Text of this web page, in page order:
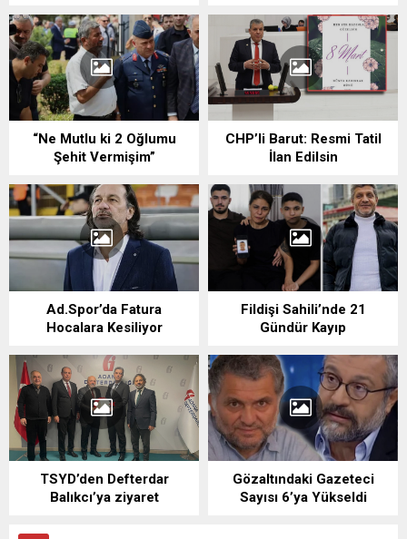
“Ne Mutlu ki 2 Oğlumu
Şehit Vermişim”
CHP’li Barut: Resmi Tatil
İlan Edilsin
Ad.Spor’da Fatura
Hocalara Kesiliyor
Fildişi Sahili’nde 21
Gündür Kayıp
TSYD’den Defterdar
Balıkcı’ya ziyaret
Gözaltındaki Gazeteci
Sayısı 6’ya Yükseldi